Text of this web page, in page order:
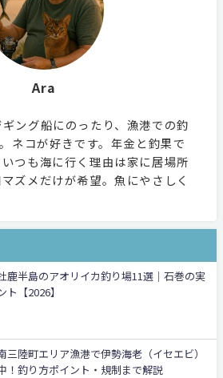
Ara
ング船にのったり、漁港での釣
ネコが好きです。年金と釣果で
つも海に行く理由は家に居場所
ズメだけが希望。魚にやさしく
鹿半島のアオリイカ釣り場11選｜石巻の実
ト【2026】
三陸町エリア漁港で伊勢海老（イセエビ）
！釣り方ポイント・規制まで解説